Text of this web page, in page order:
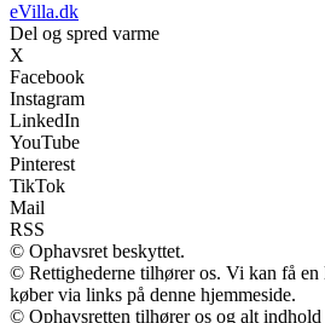
eVilla.dk
Del og spred varme
X
Facebook
Instagram
LinkedIn
YouTube
Pinterest
TikTok
Mail
RSS
© Ophavsret beskyttet.
© Rettighederne tilhører os. Vi kan få en
køber via links på denne hjemmeside.
© Ophavsretten tilhører os og alt